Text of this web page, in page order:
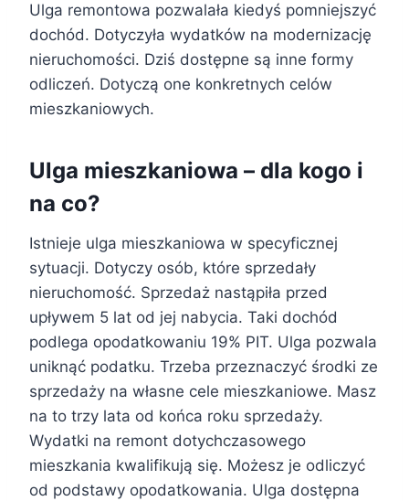
Ulga remontowa pozwalała kiedyś pomniejszyć
dochód. Dotyczyła wydatków na modernizację
nieruchomości. Dziś dostępne są inne formy
odliczeń. Dotyczą one konkretnych celów
mieszkaniowych.
Ulga mieszkaniowa – dla kogo i
na co?
Istnieje ulga mieszkaniowa w specyficznej
sytuacji. Dotyczy osób, które sprzedały
nieruchomość. Sprzedaż nastąpiła przed
upływem 5 lat od jej nabycia. Taki dochód
podlega opodatkowaniu 19% PIT. Ulga pozwala
uniknąć podatku. Trzeba przeznaczyć środki ze
sprzedaży na własne cele mieszkaniowe. Masz
na to trzy lata od końca roku sprzedaży.
Wydatki na remont dotychczasowego
mieszkania kwalifikują się. Możesz je odliczyć
od podstawy opodatkowania. Ulga dostępna